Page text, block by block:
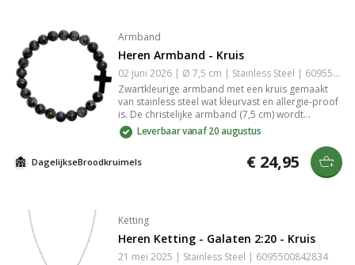
Armband
Heren Armband - Kruis
02 juni 2026 | Ø 7,5 cm | Stainless Steel | 6095501547516
Zwartkleurige armband met een kruis gemaakt
van stainless steel wat kleurvast en allergie-proof
is. De christelijke armband (7,5 cm) wordt
geleverd op een kaartje. Hij past vrijwel om
iedere pols door het handige verlengkettinkje.
Tip: Doe je de armband cadeau? Geef hem dan
wat extra luxe mee door hem te geven in een
[sieraden doosje](/producten/sieradendoosjes).
Leverbaar vanaf 20 augustus
DagelijkseBroodkruimels € 24,95
Ketting
Heren Ketting - Galaten 2:20 - Kruis
21 mei 2025 | Stainless Steel | 6095500842834